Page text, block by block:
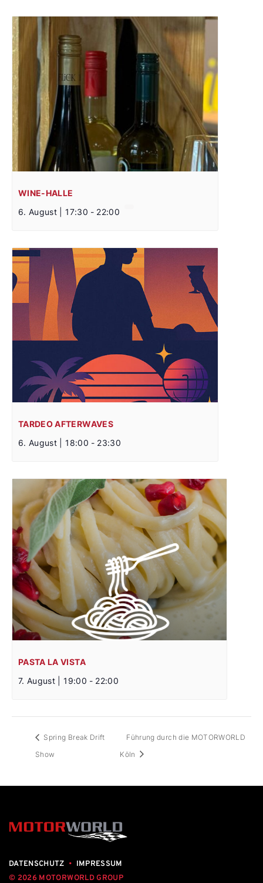
WINE-HALLE
6. August | 17:30 - 22:00
TARDEO AFTERWAVES
6. August | 18:00 - 23:30
PASTA LA VISTA
7. August | 19:00 - 22:00
Spring Break Drift
Show
Führung durch die MOTORWORLD
Köln
DATENSCHUTZ • IMPRESSUM
© 2026 MOTORWORLD GROUP